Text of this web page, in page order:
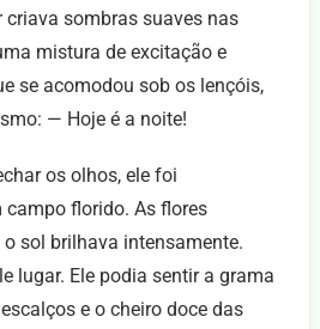
sombras suaves nas
mistura de excitação e
se acomodou sob os lençóis,
— Hoje é a noite!
os olhos, ele foi
florido. As flores
sol brilhava intensamente.
lugar. Ele podia sentir a grama
e o cheiro doce das